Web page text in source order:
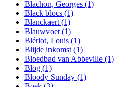
Blachon, Georges (1)
Black blocs (1)
Blanckaert (1)
Blauwvoet (1)
Blériot, Louis (1)
Blijde inkomst (1)
Bloedbad van Abbeville (1)
Blog (1)
Bloody Sunday (1)